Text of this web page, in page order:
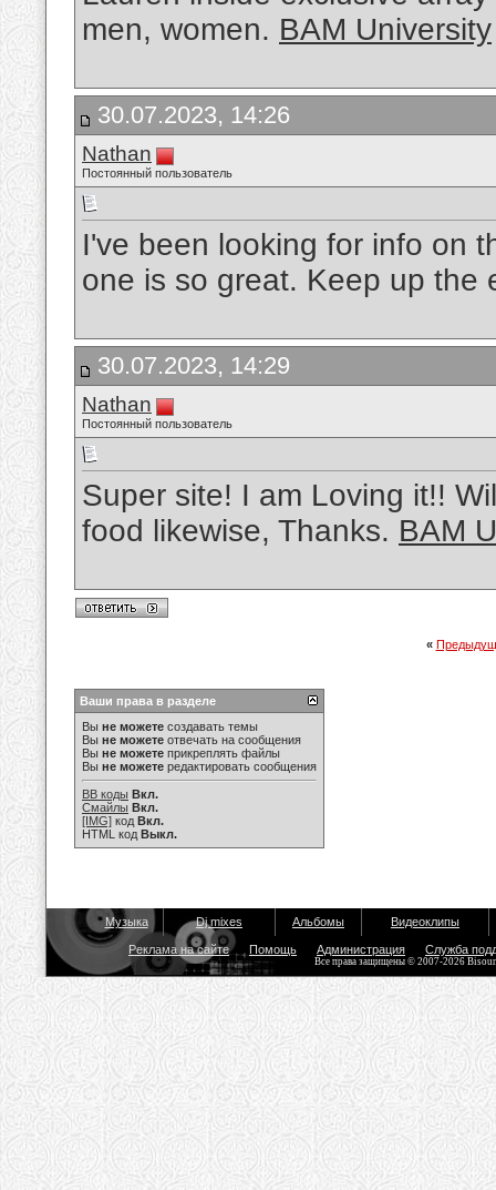
men, women. BAM University
30.07.2023, 14:26
Nathan
Постоянный пользователь
I've been looking for info on
one is so great. Keep up the
30.07.2023, 14:29
Nathan
Постоянный пользователь
Super site! I am Loving it!!
food likewise, Thanks. BAM
«
Ваши права в разделе
Вы не можете создавать темы
Вы не можете отвечать на сообщения
Вы не можете прикреплять файлы
Вы не можете редактировать сообщения
BB коды Вкл.
Смайлы Вкл.
[IMG] код Вкл.
HTML код Выкл.
Музыка Dj mixes Альбомы Видеоклипы
Реклама на сайте Помощь Администрация Служба
Все права защищены © 2007-2026